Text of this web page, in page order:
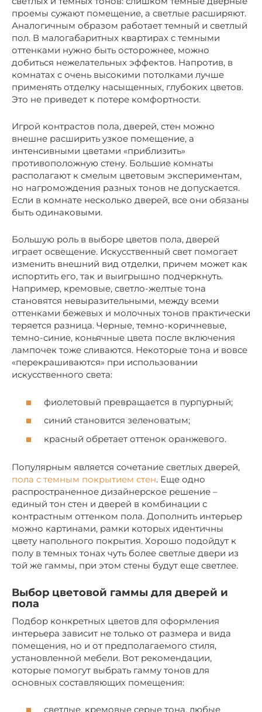
проемы сужают помещение, а светлые расширяют.
Аналогичным образом работает темный и светлый
пол. В малогабаритных квартирах с темными
оттенками нужно быть осторожнее, можно
добиться нежелательных эффектов. Напротив, в
комнатах с очень высокими потолками лучше
применять отделку насыщенных, глубоких цветов.
Это не приведет к потере комфортности.
Игрой контрастов пола, дверей, стен можно
внешне расширить узкое помещение, а
интенсивными цветами «приблизить»
противоположную стену. Большие комнаты
располагают к смелым цветовым экспериментам,
но нагромождения разных тонов не допускается.
Если в комнате несколько дверей, все они обязаны
быть одинаковыми.
Большую роль в выборе цветов пола, дверей
играет освещение. Искусственный свет помогает
изменить внешний вид отделки, причем может как
испортить его, так и выигрышно подчеркнуть.
Например, кремовые, светло-желтые тона
становятся невыразительными, между всеми
оттенками бежевых и молочных тонов практически
теряется разница. Черные, темно-коричневые,
темно-синие, коньячные цвета после включения
лампочек тоже сливаются. Некоторые тона и вовсе
«перекрашиваются» при использовании
искусственного света:
фиолетовый превращается в пурпурный;
синий становится зеленоватым;
красный обретает оттенок оранжевого.
Популярным является сочетание светлых дверей,
пола с темным покрытием стен. Еще одно
распространенное дизайнерское решение –
единый тон стен и дверей в комбинации с
контрастным оттенком пола. Дополнить интерьер
можно картинами, рамки которых идентичны
цвету напольного покрытия. Хорошо подойдут к
полу в темных тонах чуть более светлые двери из
той же гаммы, при этом стены будут еще светлее.
Выбор цветовой гаммы для дверей и
пола
Подбор конкретных цветов для оформления
интерьера зависит не только от размера и вида
помещения, но и от предполагаемого стиля,
установленной мебели. Вот рекомендации,
которые помогут выбрать гамму тонов для
основных составляющих помещения:
светлые, кремовые серые тона, любые